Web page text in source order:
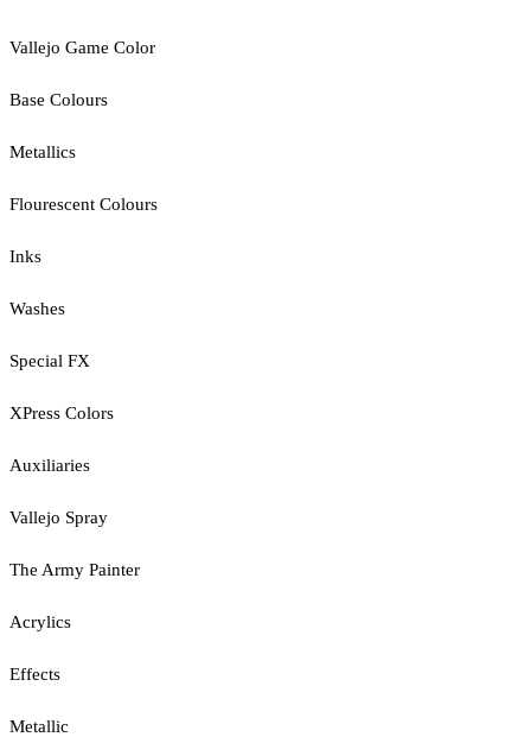
Vallejo Game Color
Base Colours
Metallics
Flourescent Colours
Inks
Washes
Special FX
XPress Colors
Auxiliaries
Vallejo Spray
The Army Painter
Acrylics
Effects
Metallic